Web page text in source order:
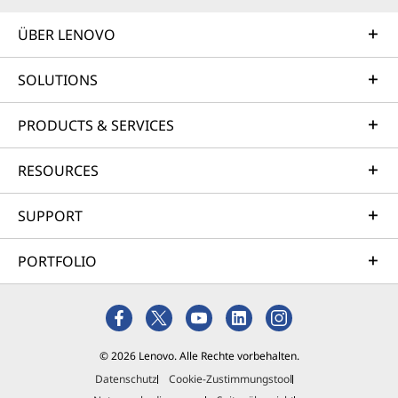
gleichzeitig eine hohe Leistung für KI- und
HPC-Workloads zu bieten.
Mehr erforschen
Professional Services
Wir erstellen den optimalen Plan, um Sie von Ihrem
aktuellen Zustand zu Ihrem gewünschten Ziel zu
bringen. Dazu verwalten wir die End-to-End-
Architektur, die Hardwareinstallation, die
Datenmigration und die Systembereitstellung. Dieser
Ansatz beschleunigt Ihre Zeit bis zur Produktivität und
maximiert Ihren ROI.
Managed Services
Mit den Lenovo Managed Services als Unterstützung
ÜBER LENOVO
SOLUTIONS
PRODUCTS & SERVICES
RESOURCES
SUPPORT
PORTFOLIO
© 2026 Lenovo. Alle Rechte vorbehalten.
Datenschutz
Cookie-Zustimmungstool